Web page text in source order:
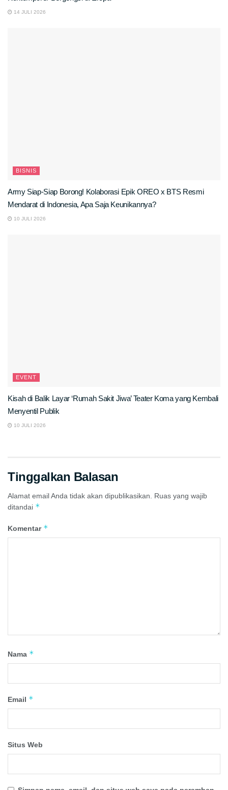
14 JULI 2026
BISNIS
Army Siap-Siap Borong! Kolaborasi Epik OREO x BTS Resmi
Mendarat di Indonesia, Apa Saja Keunikannya?
10 JULI 2026
EVENT
Kisah di Balik Layar ‘Rumah Sakit Jiwa’ Teater Koma yang Kembali
Menyentil Publik
10 JULI 2026
Tinggalkan Balasan
Alamat email Anda tidak akan dipublikasikan.
Ruas yang wajib
ditandai *
Komentar *
Nama *
Email *
Situs Web